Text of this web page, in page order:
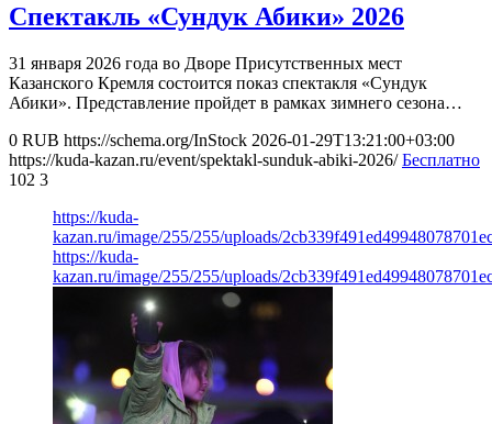
Спектакль «Сундук Абики» 2026
31 января 2026 года во Дворе Присутственных мест
Казанского Кремля состоится показ спектакля «Сундук
Абики». Представление пройдет в рамках зимнего сезона…
0 RUB https://schema.org/InStock 2026-01-29T13:21:00+03:00
https://kuda-kazan.ru/event/spektakl-sunduk-abiki-2026/ Бесплатно
102 3
https://kuda-
kazan.ru/image/255/255/uploads/
https://kuda-
kazan.ru/image/255/255/uploads/